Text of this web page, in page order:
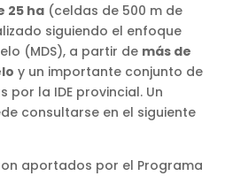
25 ha (celdas de 500 m de
siguiendo el enfoque
(MDS), a partir de más de
y un importante conjunto de
la IDE provincial. Un
consultarse en el siguiente
aportados por el Programa